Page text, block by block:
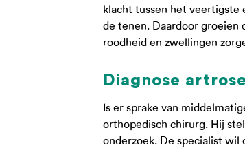
klacht tussen het veertigste
de tenen. Daardoor groeien
roodheid en zwellingen
Diagnose
Is er sprake van
orthopedisch chirurg. Hij
onderzoek. De specialist wil